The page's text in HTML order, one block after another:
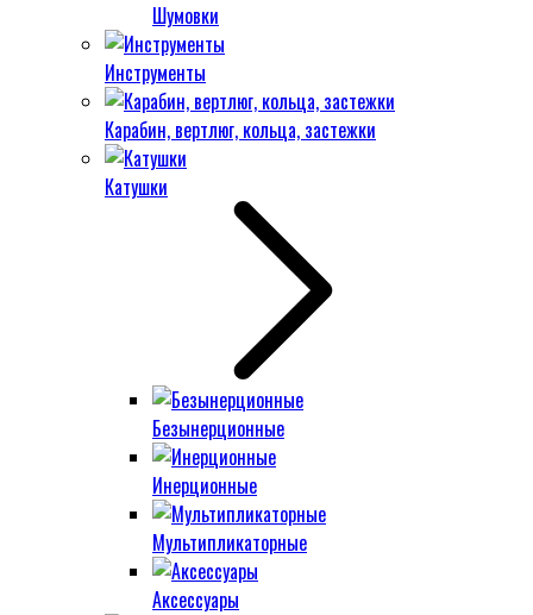
Шумовки
Инструменты
Карабин, вертлюг, кольца, застежки
Катушки
Безынерционные
Инерционные
Мультипликаторные
Аксессуары